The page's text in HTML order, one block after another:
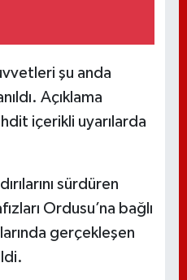
şu anda
Açıklama
içerikli uyarılarda
sürdüren
Ordusu’na bağlı
gerçekleşen